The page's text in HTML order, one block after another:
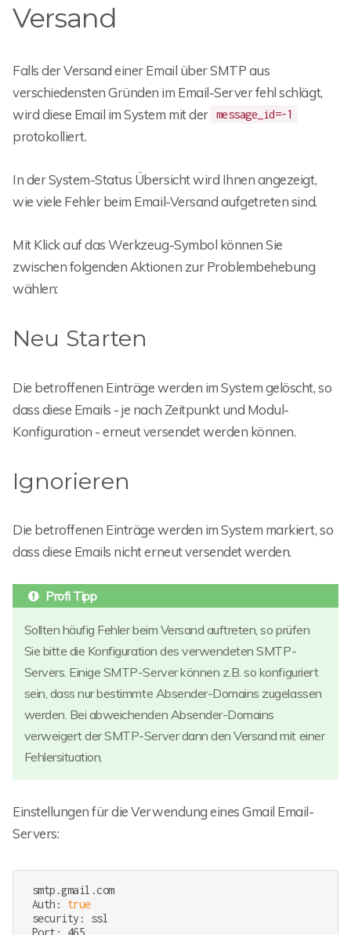
Versand
Falls der Versand einer Email über SMTP aus
verschiedensten Gründen im Email-Server fehl schlägt,
wird diese Email im System mit der message_id=-1
protokolliert.
In der System-Status Übersicht wird Ihnen angezeigt,
wie viele Fehler beim Email-Versand aufgetreten sind.
Mit Klick auf das Werkzeug-Symbol können Sie
zwischen folgenden Aktionen zur Problembehebung
wählen:
Neu Starten
Die betroffenen Einträge werden im System gelöscht, so
dass diese Emails - je nach Zeitpunkt und Modul-
Konfiguration - erneut versendet werden können.
Ignorieren
Die betroffenen Einträge werden im System markiert, so
dass diese Emails nicht erneut versendet werden.
Sollten häufig Fehler beim Versand auftreten, so prüfen
Sie bitte die Konfiguration des verwendeten SMTP-
Servers. Einige SMTP-Server können z.B. so konfiguriert
sein, dass nur bestimmte Absender-Domains zugelassen
werden. Bei abweichenden Absender-Domains
verweigert der SMTP-Server dann den Versand mit einer
Fehlersituation.
Einstellungen für die Verwendung eines Gmail Email-
Servers:
smtp.gmail.com
Auth: true
security: ssl